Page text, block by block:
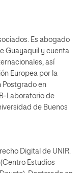
Es abogado
Guayaquil y cuenta
así
Europea por la
Postgrado en
Laboratorio de
de Buenos
Digital de UNIR.
Estudios